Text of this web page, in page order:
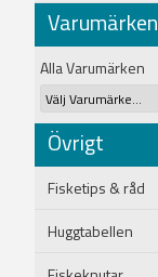
Varumärken
Alla Varumärken
Övrigt
Fisketips & råd
Huggtabellen